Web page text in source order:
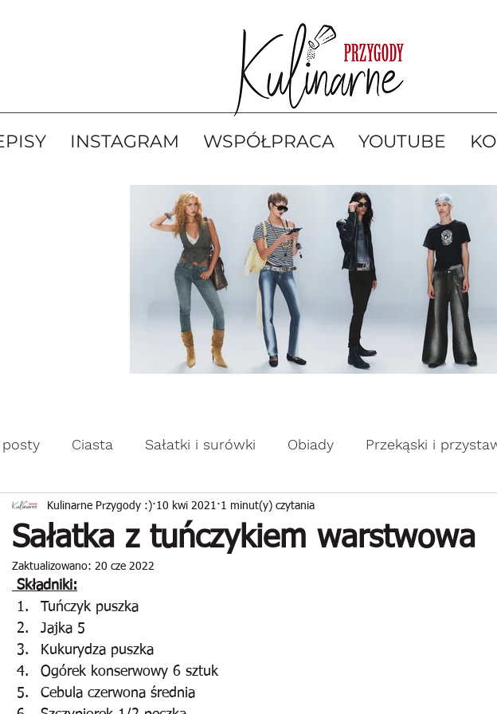
INSTAGRAM WSPÓŁPRACA YOUTUBE
posty Ciasta Sałatki i surówki Obiady Przekąski i
wypieki Zapiekanki Placuszki i naleśniki
Sałatka z tuńczykiem warstwowa
Kulinarne Przygody :) 10 kwi 2021 1 minut(y) czytania
Zaktualizowano: 20 cze 2022
Składniki:
Tuńczyk puszka
Jajka 5
Kukurydza puszka
Ogórek konserwowy 6 sztuk
Cebula czerwona średnia